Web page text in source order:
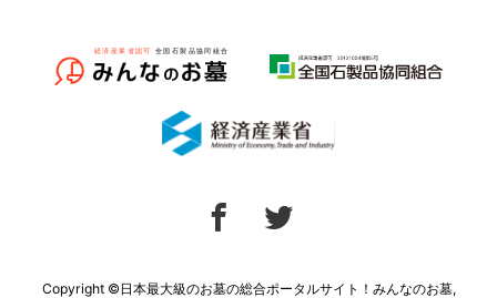
Copyright ©日本最大級のお墓の総合ポータルサイト！みんなのお墓,